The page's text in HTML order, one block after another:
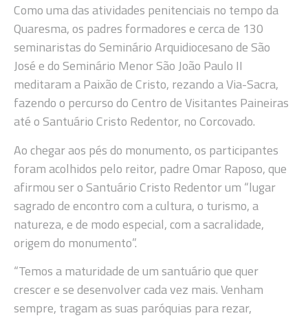
Como uma das atividades penitenciais no tempo da
Quaresma, os padres formadores e cerca de 130
seminaristas do Seminário Arquidiocesano de São
José e do Seminário Menor São João Paulo II
meditaram a Paixão de Cristo, rezando a Via-Sacra,
fazendo o percurso do Centro de Visitantes Paineiras
até o Santuário Cristo Redentor, no Corcovado.
Ao chegar aos pés do monumento, os participantes
foram acolhidos pelo reitor, padre Omar Raposo, que
afirmou ser o Santuário Cristo Redentor um “lugar
sagrado de encontro com a cultura, o turismo, a
natureza, e de modo especial, com a sacralidade,
origem do monumento”.
“Temos a maturidade de um santuário que quer
crescer e se desenvolver cada vez mais. Venham
sempre, tragam as suas paróquias para rezar,